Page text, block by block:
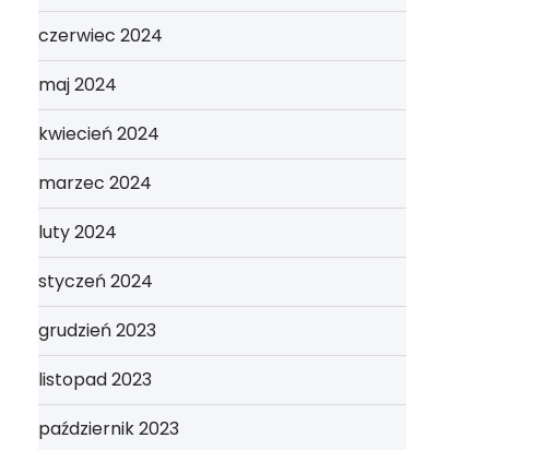
czerwiec 2024
maj 2024
kwiecień 2024
marzec 2024
luty 2024
styczeń 2024
grudzień 2023
listopad 2023
październik 2023